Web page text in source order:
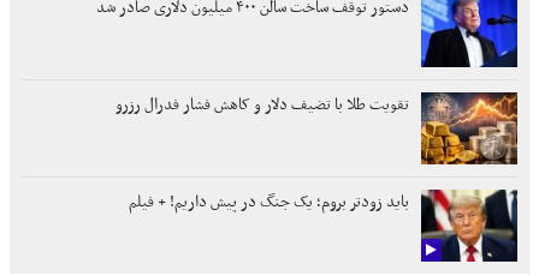
دستور توقف ساخت سالن ۴۰۰ میلیون دلاری صادر شد
تقویت طلا با تضیف دلار و کاهش فشار فدرال رزرو
باید زودتر بروم؛ یک جنگ در پیش داریم! + فیلم